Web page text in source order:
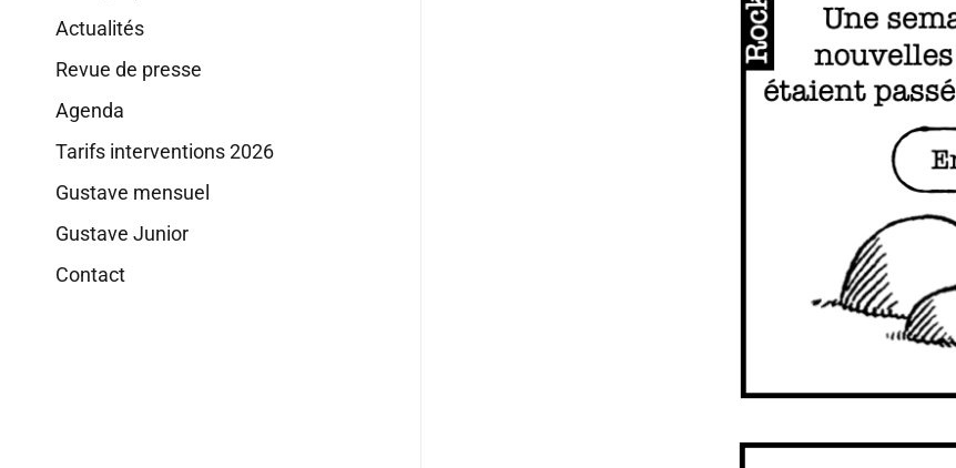
Actualités
Revue de presse
Agenda
Tarifs interventions 2026
Gustave mensuel
Gustave Junior
Contact